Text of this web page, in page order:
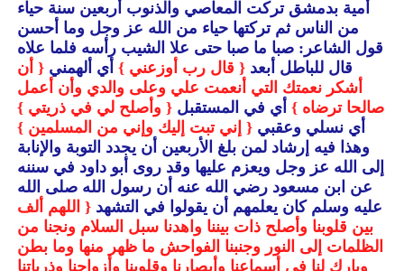
أمية بدمشق تركت المعاصي والذنوب أربعين سنة حياء
من الناس ثم تركتها حياء من الله عز وجل وما أحسن
قول الشاعر: صبا ما صبا حتى علا الشيب رأسه فلما علاه
قال للباطل أبعد { قال رب أوزعني }أي ألهمني { أن
أشكر نعمتك التي أنعمت علي وعلى والدي وأن أعمل
صالحا ترضاه }أي في المستقبل { وأصلح لي في ذريتي }
أي نسلي وعقبي { إني تبت إليك وإني من المسلمين }
وهذا فيه إرشاد لمن بلغ الأربعين أن يجدد التوبة والإنابة
إلى الله عز وجل ويعزم عليها وقد روى أبو داود في سننه
عن ابن مسعود رضي الله عنه أن رسول الله صلى الله
عليه وسلم كان يعلمهم أن يقولوا في التشهد { اللهم ألف
بين قلوبنا وأصلح ذات بيننا واهدنا سبل السلام ونجنا من
الظلمات إلى النور وجنبنا الفواحش ما ظهر منها وما بطن
وبارك لنا في أسماعنا وأبصارنا وقلوبنا وأزواجنا وذرياتنا